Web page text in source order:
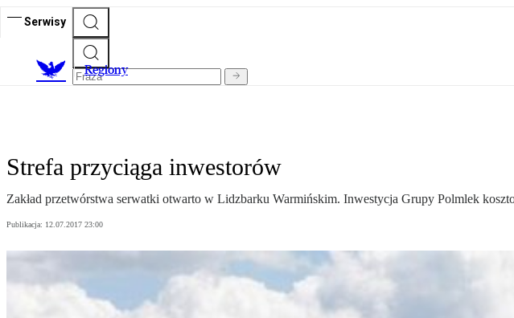
Serwisy
Regiony
Strefa przyciąga inwestorów
Zakład przetwórstwa serwatki otwarto w Lidzbarku Warmińskim. Inwestycja Grupy Polmlek
Publikacja: 12.07.2017 23:00